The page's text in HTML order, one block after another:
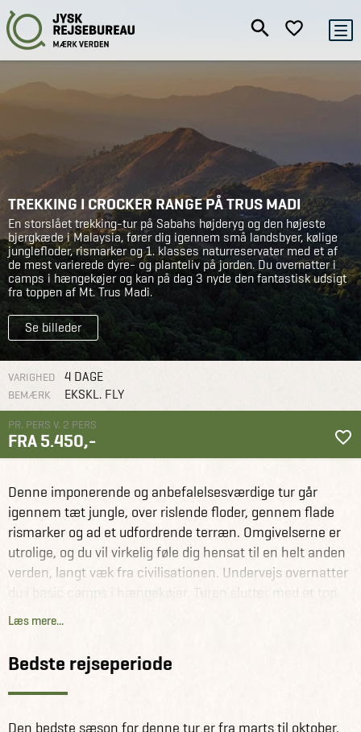
TREKKING I CROCKER RANGE PÅ TRUS MADI
En storslået trekking-tur på Sabahs højderyg og den højeste
bjergkæde i Malaysia, fører dig igennem små landsbyer, kølige
junglefloder, rismarker og 1. klasses naturreservater med et af
de mest varierede dyre- og planteliv på jorden. Du overnatter i
camps i hængekøjer og kan på dag 3 nyde den fantastisk udsigt
fra toppen af Mt. Trus Madi.
Se billeder
VARIGHED 4 DAGE
BEMÆRK EKSKL. FLY
PR. PERS V. 2 PERS
FRA 5.450,-
Denne imponerende og anbefalelsesværdige tur går
igennem tæt jungle, over rislende floder, gennem flade
rismarker og ad et udfordrende terræn. Omgivelserne er
utrolige, og du vil virkelig føle dig hensat til en helt anden
verden, langt væk fra civilisationen. Undervejs overnatter
du i basic camps i hængekøjer. Turen slutter med et top
forsøg på Mt. Trus Madi som er væsentligt mindre besøgt
Læs mere...
Bedste rejseperiode
Den bedste sæson for denne tur er fra marts til oktober,